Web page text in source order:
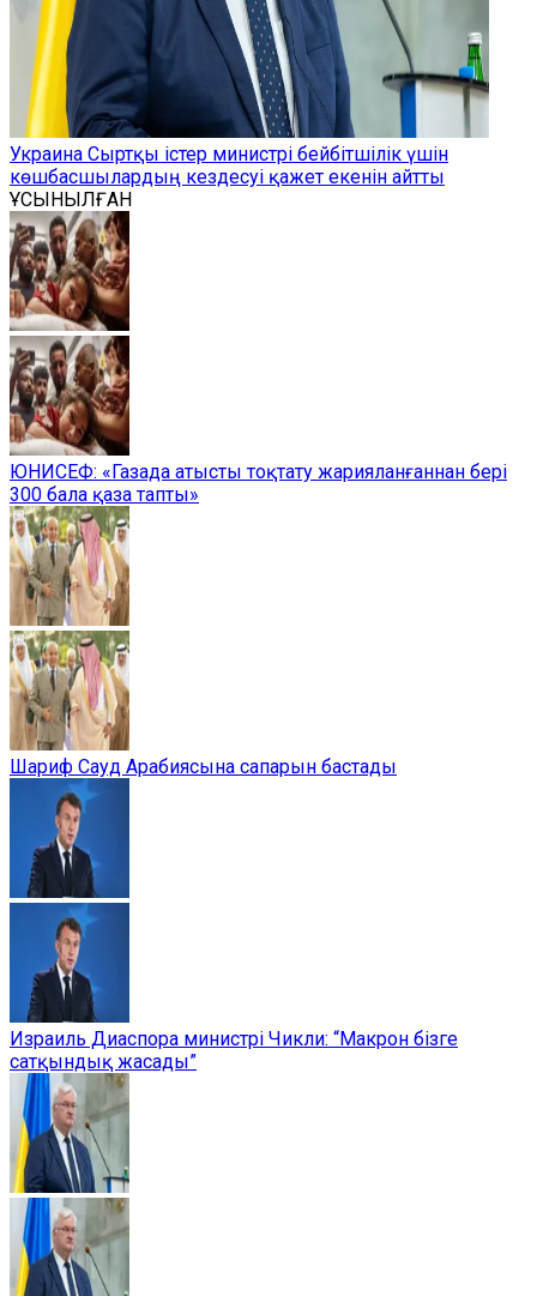
Украина Сыртқы істер министрі бейбітшілік үшін
көшбасшылардың кездесуі қажет екенін айтты
ҰСЫНЫЛҒАН
ЮНИСЕФ: «Газада атысты тоқтату жарияланғаннан бері
300 бала қаза тапты»
Шариф Сауд Арабиясына сапарын бастады
Израиль Диаспора министрі Чикли: “Макрон бізге
сатқындық жасады”